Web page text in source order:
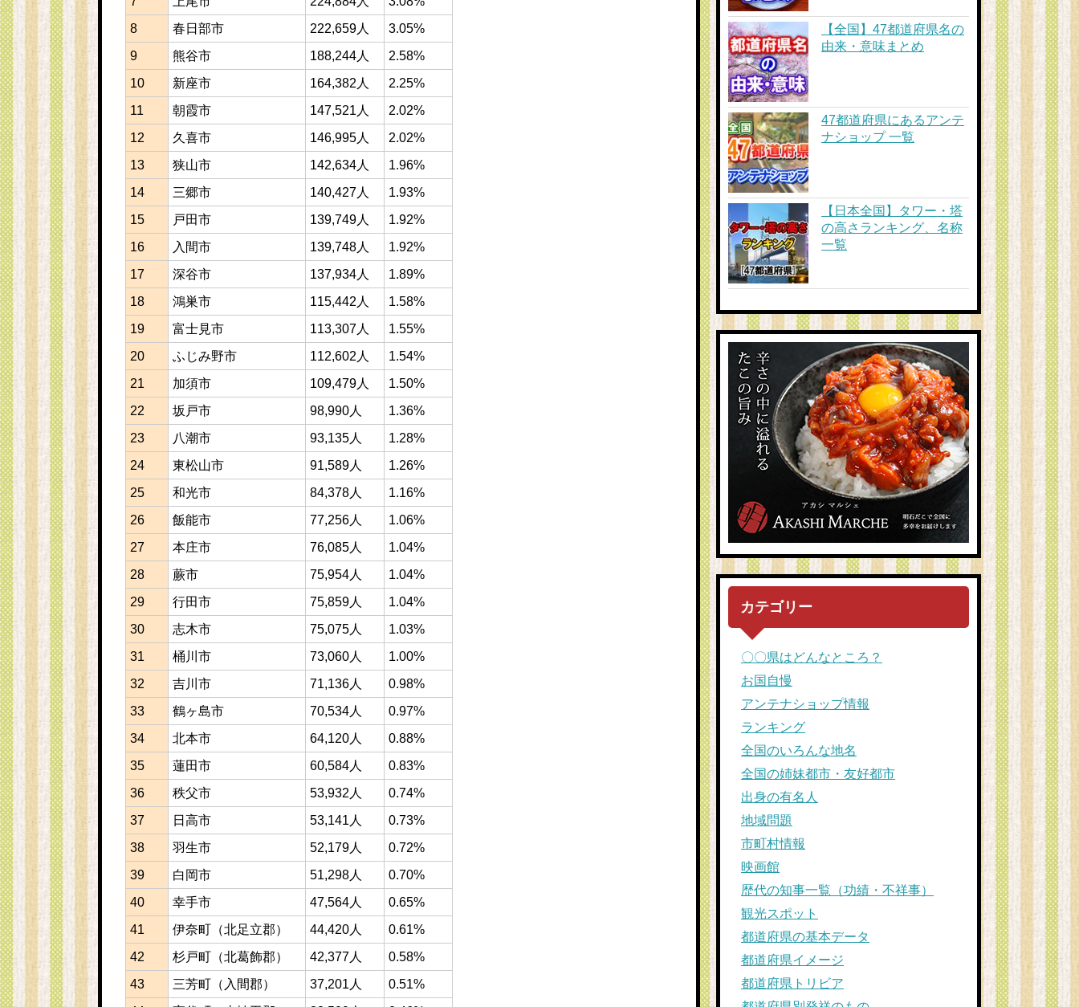
8
春日部市 222,659人
3.05%
9
熊谷市 188,244人
2.58%
10
新座市 164,382人
2.25%
11
朝霞市 147,521人
2.02%
12
久喜市 146,995人
2.02%
13
狭山市 142,634人
1.96%
14
三郷市 140,427人
1.93%
15
戸田市 139,749人
1.92%
16
入間市 139,748人
1.92%
17
深谷市 137,934人
1.89%
18
鴻巣市 115,442人
1.58%
19
富士見市 113,307人
1.55%
20
ふじみ野市 112,602人
1.54%
21
加須市 109,479人
1.50%
22
坂戸市 98,990人
1.36%
23
八潮市 93,135人
1.28%
24
東松山市 91,589人
1.26%
25
和光市 84,378人
1.16%
26
飯能市 77,256人
1.06%
27
本庄市 76,085人
1.04%
28
蕨市 75,954人
1.04%
29
行田市 75,859人
1.04%
30
志木市 75,075人
1.03%
31
桶川市 73,060人
1.00%
32
吉川市 71,136人
0.98%
33
鶴ヶ島市 70,534人
0.97%
34
北本市 64,120人
0.88%
35
蓮田市 60,584人
0.83%
36
秩父市 53,932人
0.74%
37
日高市 53,141人
0.73%
38
羽生市 52,179人
0.72%
39
白岡市 51,298人
0.70%
40
幸手市 47,564人
0.65%
41
伊奈町（北足立郡） 44,420人
0.61%
42
杉戸町（北葛飾郡） 42,377人
0.58%
43
三芳町（入間郡） 37,201人
0.51%
【全国】47都道府県名の
由来・意味まとめ
47都道府県にあるアンテ
ナショップ 一覧
【日本全国】タワー・塔
の高さランキング、名称
一覧
カテゴリー
〇〇県はどんなところ？
お国自慢
アンテナショップ情報
ランキング
全国のいろんな地名
全国の姉妹都市・友好都市
出身の有名人
地域問題
市町村情報
映画館
歴代の知事一覧（功績・不祥事）
観光スポット
都道府県の基本データ
都道府県イメージ
都道府県トリビア